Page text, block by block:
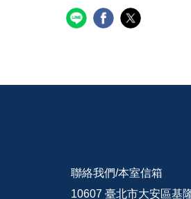
聯絡我們/本室信箱
10607 臺北市大安區基